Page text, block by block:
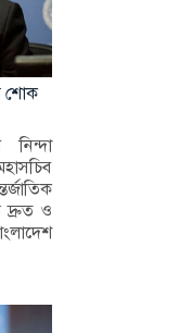
শোক
নিন্দা
দ্রুত ও